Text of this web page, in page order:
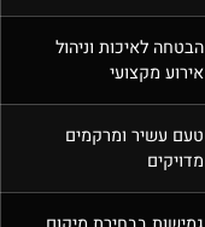
הבטחה לאיכות וניהול
אירוע מקצועי
טעם עשיר ומרקמים
מדויקים